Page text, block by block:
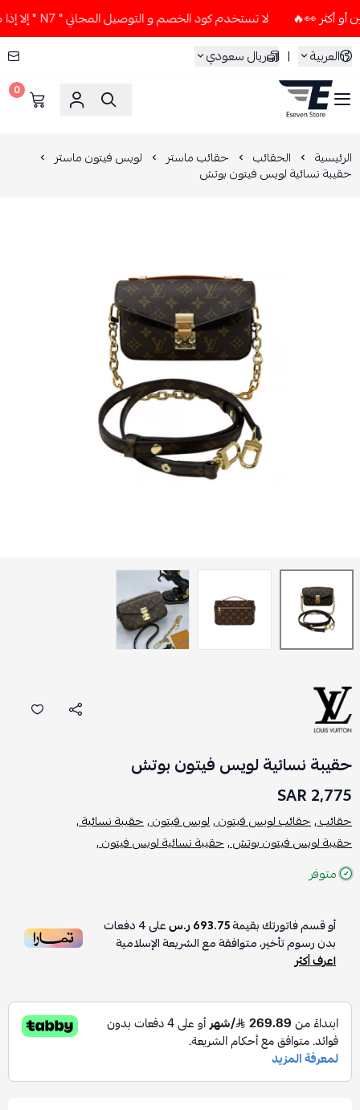
لا تستخدم كود الخصم و التوصيل المجاني " N7 " إلا إذا طلبت قطعتين أو أكثر 👀🔥
العربية
| ريال سعودي
ESEVEN STORE
0
الرئيسية الحقائب حقائب ماستر لويس فيتون ماستر
حقيبة نسائية لويس فيتون بوتش
حقيبة نسائية لويس فيتون بوتش
2,775 SAR
حقائب ,حقائب لويس فيتون ,لويس فيتون ,حقيبة نسائية ,
حقيبة لويس فيتون بوتش ,حقيبة نسائية لويس فيتون ,
متوفر
أو قسم فاتورتك بقيمة693.75 ر.س على4دفعات
بدون رسوم تأخير، متوافقة مع الشريعة الإسلامية
اعرف أكثر